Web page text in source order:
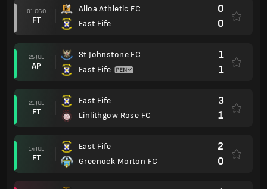
01 OGO
FT
Alloa Athletic FC
East Fife
0
0
25 JUL
AP
St Johnstone FC
East Fife
1
1
21 JUL
FT
East Fife
Linlithgow Rose FC
3
1
14 JUL
FT
East Fife
Greenock Morton FC
2
0